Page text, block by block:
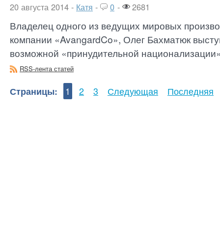
20 августа 2014 - Катя - 0 - 2681
Владелец одного из ведущих мировых
компании «AvangardCo», Олег Бахматюк
возможной «принудительной
RSS-лента статей
Страницы: 1 2 3 Следующая Последняя